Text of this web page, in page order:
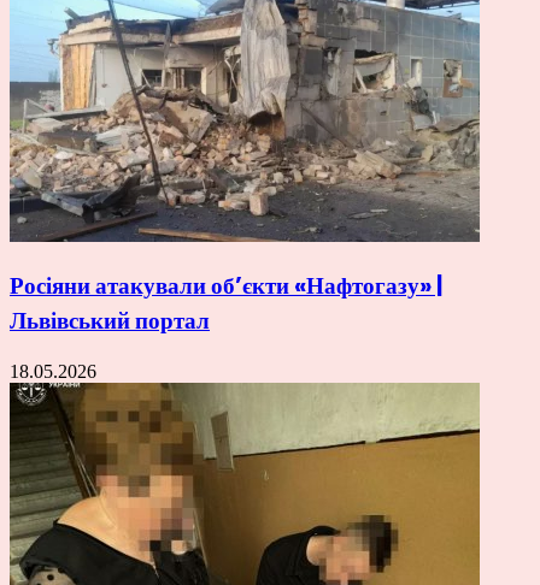
Росіяни атакували об’єкти «Нафтогазу» |
Львівський портал
18.05.2026